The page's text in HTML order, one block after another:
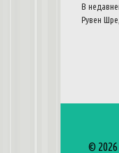
В
Рувен
©